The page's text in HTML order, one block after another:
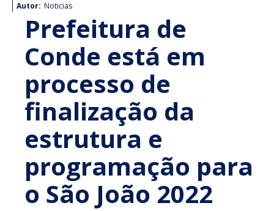
Autor: Noticias
Prefeitura de
Conde está em
processo de
finalização da
estrutura e
programação para
o São João 2022